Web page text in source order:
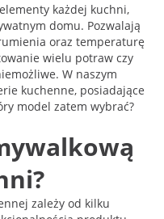
każdej kuchni,
domu. Pozwalają
oraz temperaturę
wielu potraw czy
W naszym
kuchenne, posiadające
model zatem wybrać?
zależy od kilku